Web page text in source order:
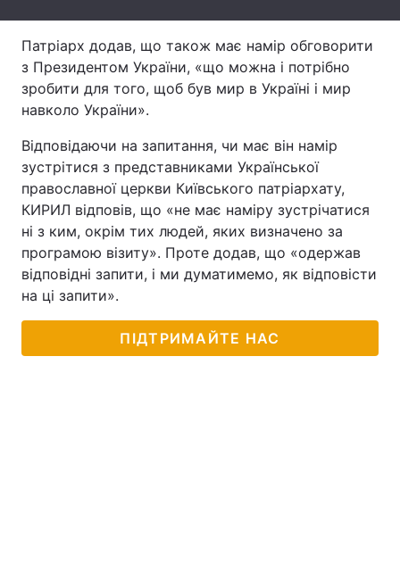
Цікавинки Погода
Екологія Регіони
Відео з Youtube
Інтерв'ю Думки
Архів Вакансії
Контакти
Патріарх додав, що також має намір обговорити
з Президентом України, «що можна і потрібно
зробити для того, щоб був мир в Україні і мир
навколо України».
Відповідаючи на запитання, чи має він намір
зустрітися з представниками Української
православної церкви Київського патріархату,
КИРИЛ відповів, що «не має наміру зустрічатися
ні з ким, окрім тих людей, яких визначено за
програмою візиту». Проте додав, що «одержав
відповідні запити, і ми думатимемо, як відповісти
на ці запити».
ПІДТРИМАЙТЕ НАС